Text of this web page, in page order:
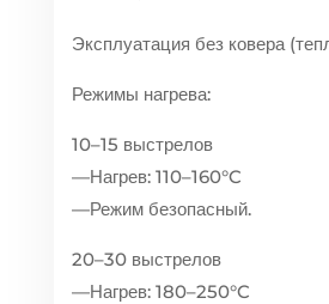
Эксплуатация без ковера
Режимы нагрева:
10–15 выстрелов
—Нагрев: 110–160°C
—Режим безопасный.
20–30 выстрелов
—Нагрев: 180–250°C